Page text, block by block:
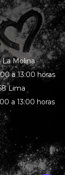
La Molina
a 13:00 horas
Lima
a 13:00 horas